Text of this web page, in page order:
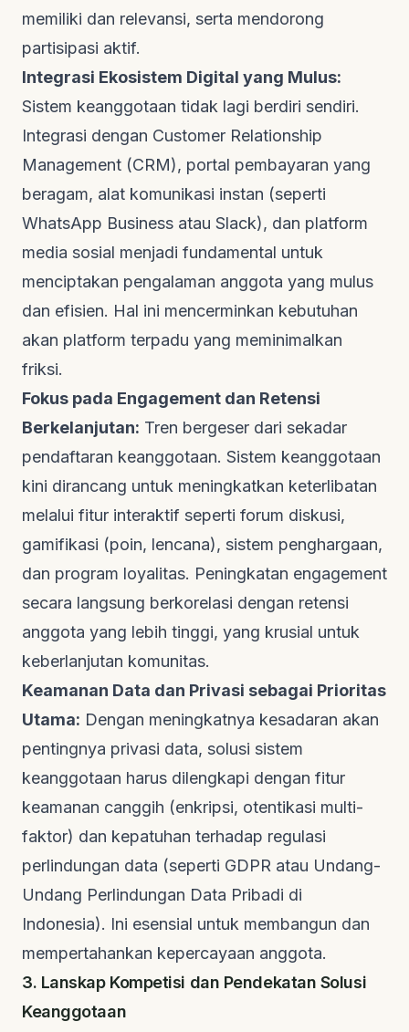
memiliki dan relevansi, serta mendorong
partisipasi aktif.
Integrasi Ekosistem Digital yang Mulus:
Sistem keanggotaan tidak lagi berdiri sendiri.
Integrasi dengan Customer Relationship
Management (CRM), portal pembayaran yang
beragam, alat komunikasi instan (seperti
WhatsApp Business atau Slack), dan platform
media sosial menjadi fundamental untuk
menciptakan pengalaman anggota yang mulus
dan efisien. Hal ini mencerminkan kebutuhan
akan platform terpadu yang meminimalkan
friksi.
Fokus pada Engagement dan Retensi
Berkelanjutan: Tren bergeser dari sekadar
pendaftaran keanggotaan. Sistem keanggotaan
kini dirancang untuk meningkatkan keterlibatan
melalui fitur interaktif seperti forum diskusi,
gamifikasi (poin, lencana), sistem penghargaan,
dan program loyalitas. Peningkatan engagement
secara langsung berkorelasi dengan retensi
anggota yang lebih tinggi, yang krusial untuk
keberlanjutan komunitas.
Keamanan Data dan Privasi sebagai Prioritas
Utama: Dengan meningkatnya kesadaran akan
pentingnya privasi data, solusi sistem
keanggotaan harus dilengkapi dengan fitur
keamanan canggih (enkripsi, otentikasi multi-
faktor) dan kepatuhan terhadap regulasi
perlindungan data (seperti GDPR atau Undang-
Undang Perlindungan Data Pribadi di
Indonesia). Ini esensial untuk membangun dan
mempertahankan kepercayaan anggota.
3. Lanskap Kompetisi dan Pendekatan Solusi
Keanggotaan